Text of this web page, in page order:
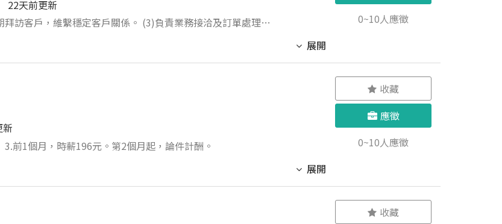
22天前更新
訪客戶，維繫穩定客戶關係。 (3)負責業務接洽及訂單處理。
處理帳款收回相關事宜。 (5) 事務性工作。 (6)上級交辦事項之完成與回報。
展開
0~10人應徵
新
前1個月，時薪196元。第2個月起，論件計酬。
展開
收藏
應徵
0~10人應徵
收藏